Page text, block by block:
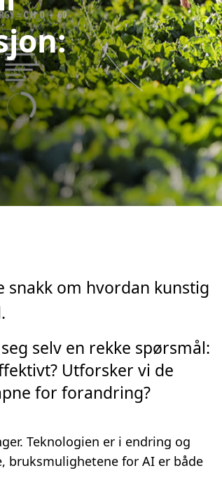
snakk om hvordan kunstig
selv en rekke spørsmål:
Utforsker vi de
for forandring?
Teknologien er i endring og
bruksmulighetene for AI er både